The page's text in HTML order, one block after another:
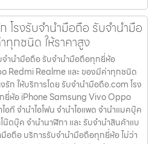
โรงรับจำนำมือถือ รับจำนำมือ
กชนิด ให้ราคาสูง
จำนำมือถือ รับจำนำมือถือทุกยี่ห้อ
Redmi Realme และ ของมีค่าทุกชนิด
รัก ให้บริการโดย รับจํานํามือถือ.com โรง
ยี่ห้อ iPhone Samsung Vivo Oppo
ที จำนำไอโฟน จำนำไอแพด จำนำแมคบุ๊ค
น๊ตบุ๊ค จำนำนาฬิกา และ รับจำนำสินค้าแบ
มือถือ บริการรับจำนำมือถือทุกยี่ห้อ ไม่ว่า